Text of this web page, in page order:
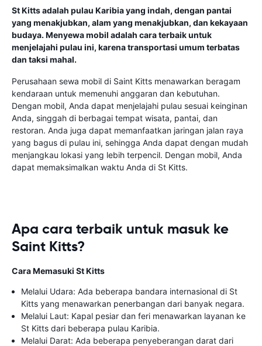
St Kitts adalah pulau Karibia yang indah, dengan pantai
yang menakjubkan, alam yang menakjubkan, dan kekayaan
budaya. Menyewa mobil adalah cara terbaik untuk
menjelajahi pulau ini, karena transportasi umum terbatas
dan taksi mahal.
Perusahaan sewa mobil di Saint Kitts menawarkan beragam
kendaraan untuk memenuhi anggaran dan kebutuhan.
Dengan mobil, Anda dapat menjelajahi pulau sesuai keinginan
Anda, singgah di berbagai tempat wisata, pantai, dan
restoran. Anda juga dapat memanfaatkan jaringan jalan raya
yang bagus di pulau ini, sehingga Anda dapat dengan mudah
menjangkau lokasi yang lebih terpencil. Dengan mobil, Anda
dapat memaksimalkan waktu Anda di St Kitts.
Apa cara terbaik untuk masuk ke
Saint Kitts?
Cara Memasuki St Kitts
Melalui Udara: Ada beberapa bandara internasional di St
Kitts yang menawarkan penerbangan dari banyak negara.
Melalui Laut: Kapal pesiar dan feri menawarkan layanan ke
St Kitts dari beberapa pulau Karibia.
Melalui Darat: Ada beberapa penyeberangan darat dari